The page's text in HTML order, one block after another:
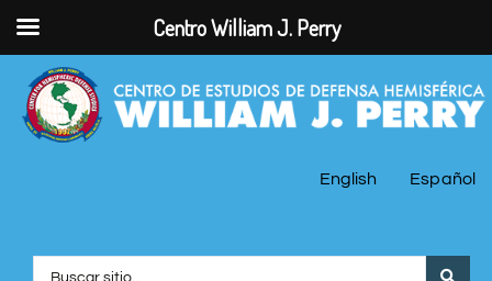
English Español
Centro William J. Perry